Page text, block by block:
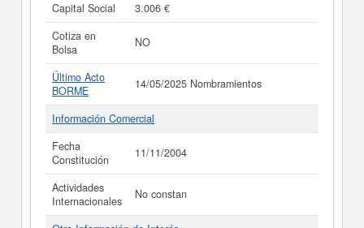
Capital Social
3.006 €
Cotiza en
Bolsa
NO
Último Acto
BORME
14/05/2025 Nombramientos
Información Comercial
Fecha
Constitución
11/11/2004
Actividades
Internacionales
No constan